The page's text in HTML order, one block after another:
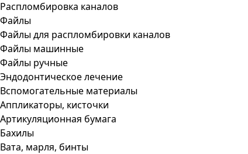
Распломбировка каналов
Файлы
Файлы для распломбировки каналов
Файлы машинные
Файлы ручные
Эндодонтическое лечение
Вспомогательные материалы
Аппликаторы, кисточки
Артикуляционная бумага
Бахилы
Вата, марля, бинты